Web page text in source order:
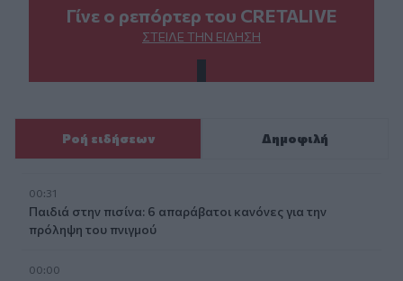
Γίνε ο ρεπόρτερ του CRETALIVE
ΣΤΕΊΛΕ ΤΗΝ ΕΊΔΗΣΗ
Ροή ειδήσεων Δημοφιλή
00:31
Παιδιά στην πισίνα: 6 απαράβατοι κανόνες για την
πρόληψη του πνιγμού
00:00